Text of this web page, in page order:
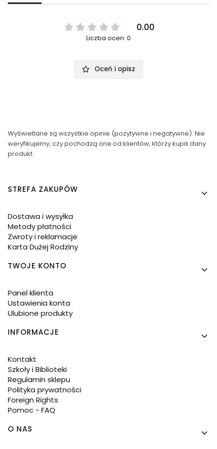
0.00
Liczba ocen: 0
Oceń i opisz
Wyświetlane są wszystkie opinie (pozytywne i negatywne). Nie
weryfikujemy, czy pochodzą one od klientów, którzy kupili dany
produkt.
Linki w stopce
STREFA ZAKUPÓW
Dostawa i wysyłka
Metody płatności
Zwroty i reklamacje
Karta Dużej Rodziny
TWOJE KONTO
Panel klienta
Ustawienia konta
Ulubione produkty
INFORMACJE
Kontakt
Szkoły i Biblioteki
Regulamin sklepu
Polityka prywatności
Foreign Rights
Pomoc - FAQ
O NAS